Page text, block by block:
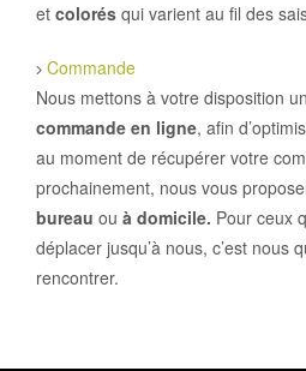
et colorés qui varient au fil des
Commande
Nous mettons à votre disposition
commande en ligne, afin
au moment de récupérer votre
prochainement, nous vous
bureau ou à domicile. Pour ceux
déplacer jusqu’à nous, c’est nous
rencontrer.